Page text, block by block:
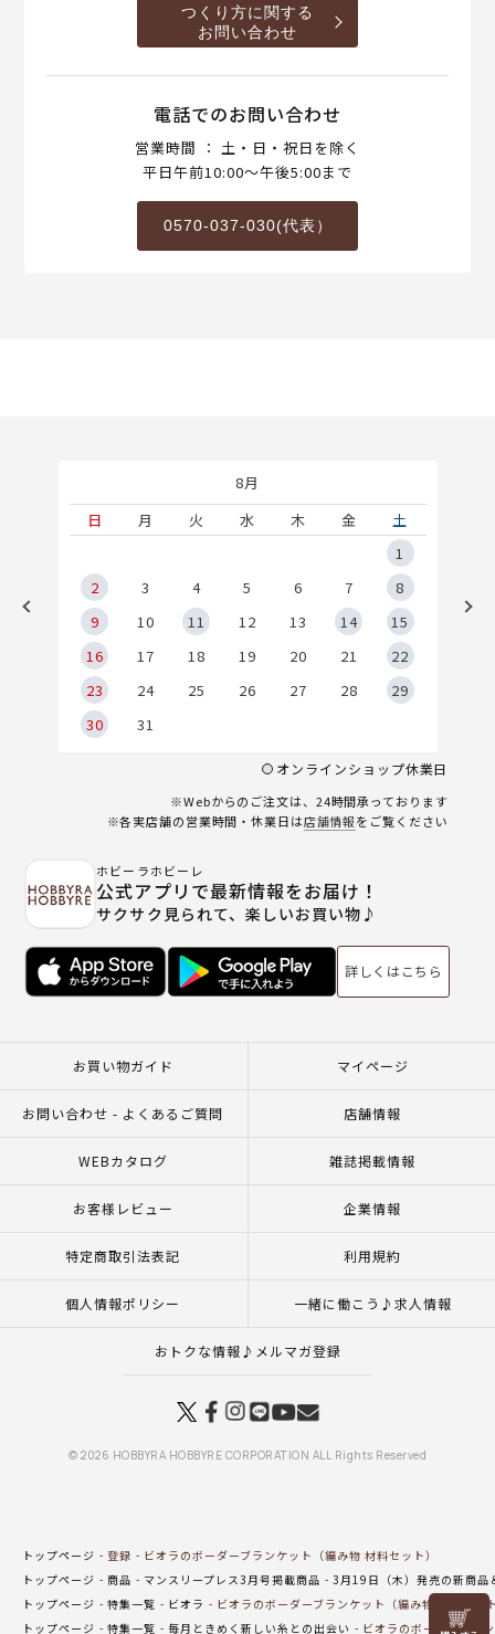
リリヤン
つくり方に関する
お問い合わせ
電話でのお問い合わせ
営業時間 ： 土・日・祝日を除く
平日午前10:00～午後5:00まで
0570-037-030(代表）
8月
日
月 火 水 木 金
土
1
2
3 4 5 6 7
8
9
10 11 12 13 14
15
16
17 18 19 20 21
22
23
24 25 26 27 28
29
30
31
オンラインショップ休業日
※Webからのご注文は、24時間承っております
※各実店舗の営業時間・休業日は店舗情報をご覧ください
ホビーラホビーレ
公式アプリで最新情報をお届け！
サクサク見られて、楽しいお買い物♪
詳しくはこちら
お買い物ガイド マイページ
お問い合わせ - よくあるご質問 店舗情報
WEBカタログ 雑誌掲載情報
お客様レビュー 企業情報
特定商取引法表記 利用規約
個人情報ポリシー 一緒に働こう♪求人情報
おトクな情報♪メルマガ登録
© 2026 HOBBYRA HOBBYRE CORPORATION ALL Rights Reserved
トップページ 登録
ビオラのボーダーブランケット（編み物 材料セット）
トップページ
商品 マンスリープレス3月号掲載商品
3月19日（木）発売の新商品
トップページ
特集一覧 ビオラ
ビオラのボーダーブランケット（編み物 材料セッ
トップページ
特集一覧 毎月ときめく新しい糸との出会い ビオラのボーダーブラ